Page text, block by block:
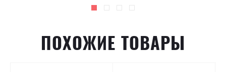
ПОХОЖИЕ ТОВАРЫ